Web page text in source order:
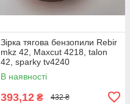
Зірка тягова бензопили Rebir
mkz 42, Maxcut 4218, talon
42, sparky tv4240
В наявності
393,12 ₴ 432 ₴